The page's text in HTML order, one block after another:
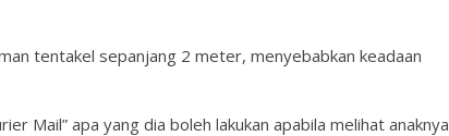
tentakel sepanjang 2 meter, menyebabkan keadaan
Mail” apa yang dia boleh lakukan apabila melihat anaknya